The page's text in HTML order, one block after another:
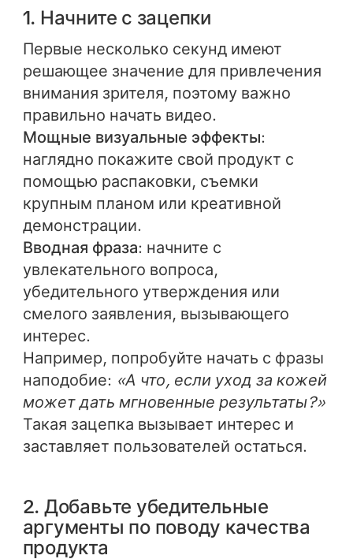
1. Начните с зацепки
Первые несколько секунд имеют
решающее значение для привлечения
внимания зрителя, поэтому важно
правильно начать видео.
Мощные визуальные эффекты:
наглядно покажите свой продукт с
помощью распаковки, съемки
крупным планом или креативной
демонстрации.
Вводная фраза: начните с
увлекательного вопроса,
убедительного утверждения или
смелого заявления, вызывающего
интерес.
Например, попробуйте начать с фразы
наподобие: «А что, если уход за кожей
может дать мгновенные результаты?»
Такая зацепка вызывает интерес и
заставляет пользователей остаться.
2. Добавьте убедительные
аргументы по поводу качества
продукта